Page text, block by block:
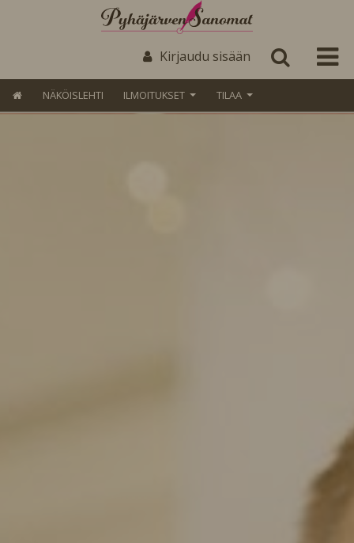
Kirjaudu sisään
NÄKÖISLEHTI ILMOITUKSET TILAA